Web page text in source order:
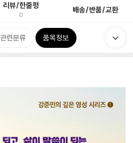
리뷰/한줄평
0 배송/반품/교환
관련분류 품목정보